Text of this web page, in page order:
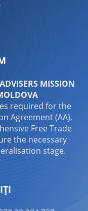
MISSION
required for the
Agreement (AA),
Free Trade
the necessary
stage.